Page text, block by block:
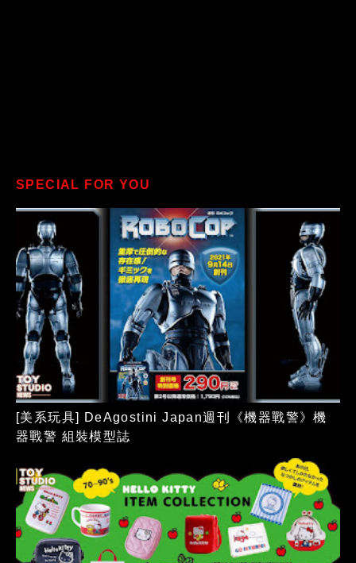
SPECIAL FOR YOU
[美系玩具] DeAgostini Japan週刊《機器戰警》機
器戰警 組裝模型誌